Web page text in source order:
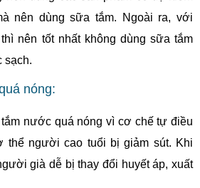
nên dùng sữa tắm. Ngoài ra, với
nên tốt nhất không dùng sữa tắm
sạch.
nóng:
nước quá nóng vì cơ chế tự điều
thể người cao tuổi bị giảm sút. Khi
già dễ bị thay đổi huyết áp, xuất